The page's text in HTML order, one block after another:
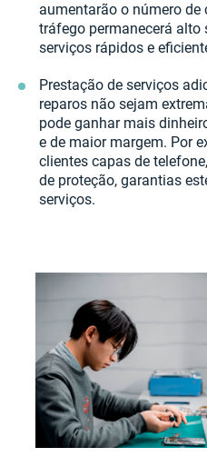
aumentarão o número de
tráfego permanecerá alto
serviços rápidos e
Prestação de serviços
reparos não sejam
pode ganhar mais
e de maior margem. Por
clientes capas de
de proteção, garantias
serviços.